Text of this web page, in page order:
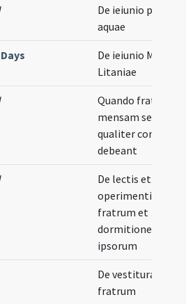
De ieiunio panis et
aquae
De ieiunio Maioris
Litaniae
Quando fratres ad
mensam sedent
qualiter comedere
debeant
De lectis et
operimentis
fratrum et
dormitione
ipsorum
De vestitura
fratrum